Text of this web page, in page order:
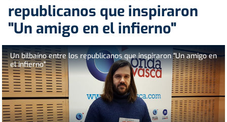
republicanos que inspiraron
"Un amigo en el infierno"
Un bilbaíno entre los republicanos que inspiraron "Un amigo en
el infierno"